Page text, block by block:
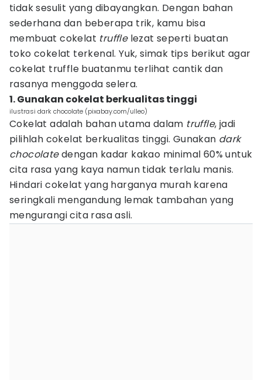
tidak sesulit yang dibayangkan. Dengan bahan
sederhana dan beberapa trik, kamu bisa
membuat cokelat trufflelezat seperti buatan
toko cokelat terkenal. Yuk, simak tips berikut agar
cokelat truffle buatanmu terlihat cantik dan
rasanya menggoda selera.
1. Gunakan cokelat berkualitas tinggi
ilustrasi dark chocolate (pixabay.com/ulleo)
Cokelat adalah bahan utama dalam truffle, jadi
pilihlah cokelat berkualitas tinggi. Gunakan dark
chocolatedengan kadar kakao minimal 60% untuk
cita rasa yang kaya namun tidak terlalu manis.
Hindari cokelat yang harganya murah karena
seringkali mengandung lemak tambahan yang
mengurangi cita rasa asli.